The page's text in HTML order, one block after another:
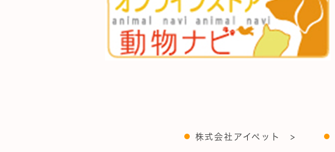
株式会社アイペット >